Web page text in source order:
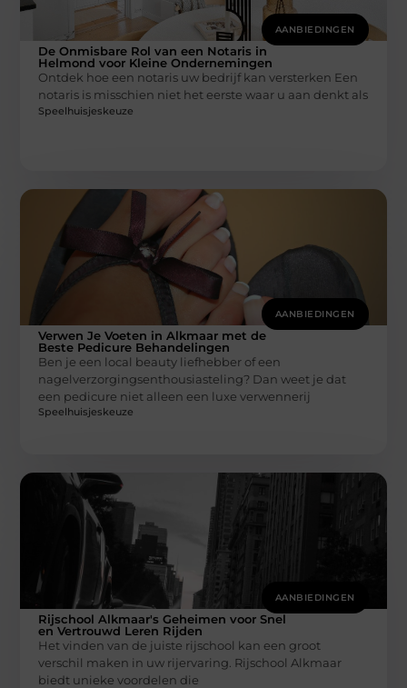
AANBIEDINGEN
De Onmisbare Rol van een Notaris in
Helmond voor Kleine Ondernemingen
Ontdek hoe een notaris uw bedrijf kan versterken Een
notaris is misschien niet het eerste waar u aan denkt als
Speelhuisjeskeuze
AANBIEDINGEN
Verwen Je Voeten in Alkmaar met de
Beste Pedicure Behandelingen
Ben je een local beauty liefhebber of een
nagelverzorgingsenthousiasteling? Dan weet je dat
een pedicure niet alleen een luxe verwennerij
Speelhuisjeskeuze
AANBIEDINGEN
Rijschool Alkmaar's Geheimen voor Snel
en Vertrouwd Leren Rijden
Het vinden van de juiste rijschool kan een groot
verschil maken in uw rijervaring. Rijschool Alkmaar
biedt unieke voordelen die